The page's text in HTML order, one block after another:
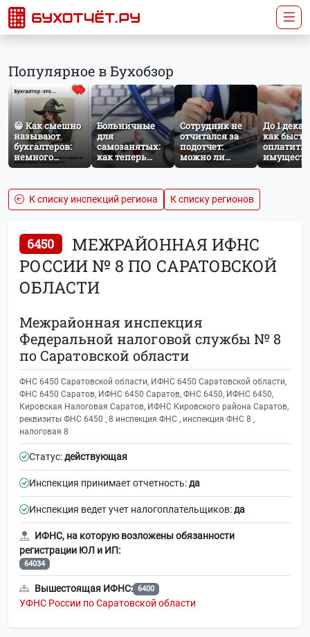
Популярное в Бухобзор
😁 Как смешно
называют
бухгалтеров:
немного
профессионального
Больничные
для
самозанятых:
как теперь
работает
социальное
страхование по
НПД
Сотрудник не
отчитался за
подотчет:
можно ли
удержать
зарплаты?
До 1
как
оплатить
налог за
К списку инспекций региона
К списку регионов
6450
МЕЖРАЙОННАЯ ИФНС
РОССИИ № 8 ПО САРАТОВСКОЙ
ОБЛАСТИ
Межрайонная инспекция
Федеральной налоговой службы № 8
по Саратовской области
ФНС 6450 Саратовской области, ИФНС 6450 Саратовской области,
ФНС 6450 Саратов, ИФНС 6450 Саратов, ФНС 6450, ИФНС 6450,
Кировская Налоговая Саратов, ИФНС Кировского района Саратов,
реквизиты ФНС 6450 , 8 инспекция ФНС , инспекция ФНС 8 ,
налоговая 8
Статус:действующая
Инспекция принимает отчетность:да
Инспекция ведет учет налогоплательщиков:да
ИФНС, на которую возложены обязанности
регистрации ЮЛ и ИП:
64034
Вышестоящая ИФНС: 6400
УФНС России по Саратовской области